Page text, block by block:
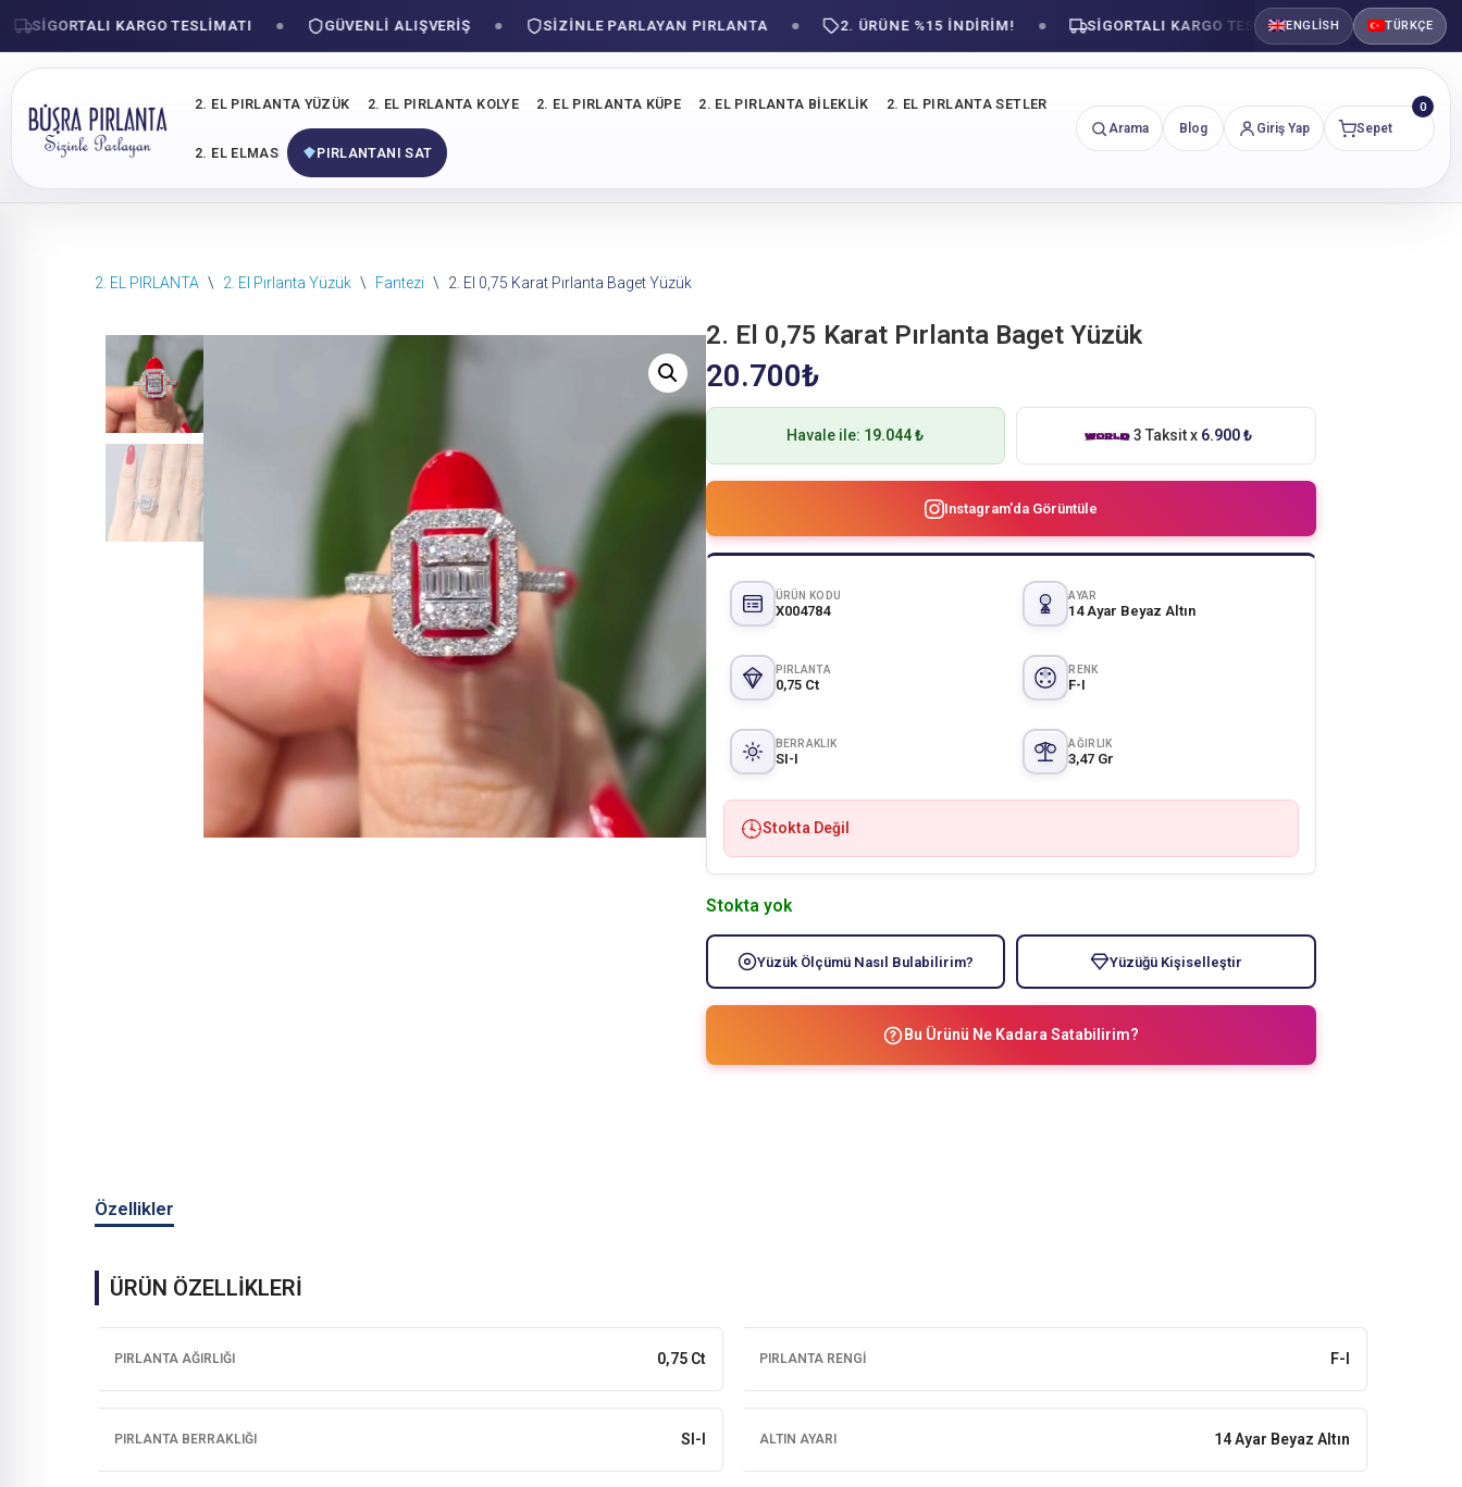
ENGLISH TÜRKÇE
KARGO TESLIMATI GÜVENLI ALIŞVERIŞ SIZINLE PARLAYAN PIRLANTA 2. ÜRÜNE %15 İNDİRİM! SIGORTALI KARGO TESLIMATI GÜVENLI
2. EL PIRLANTA YÜZÜK 2. EL PIRLANTA KOLYE 2. EL PIRLANTA KÜPE 2. EL PIRLANTA BILEKLIK 2. EL PIRLANTA SETLER
2. EL ELMAS PIRLANTANI SAT
Arama Blog Giriş Yap Sepet
0
2. EL PIRLANTA \ 2. El Pırlanta Yüzük \ Fantezi \ 2. El 0,75 Karat Pırlanta Baget Yüzük
2. El 0,75 Karat Pırlanta Baget Yüzük
20.700₺
Havale ile: 19.044 ₺ 3 Taksit x 6.900 ₺
Instagram'da Görüntüle
ÜRÜN KODU
X004784
AYAR
14 Ayar Beyaz Altın
PIRLANTA
0,75 Ct
RENK
F-I
BERRAKLIK
SI-I
AĞIRLIK
3,47 Gr
Stokta Değil
Stokta yok
Yüzük Ölçümü Nasıl Bulabilirim? Yüzüğü Kişiselleştir
Bu Ürünü Ne Kadara Satabilirim?
Özellikler
ÜRÜN ÖZELLİKLERİ
PIRLANTA AĞIRLIĞI 0,75 Ct PIRLANTA RENGI F-I
PIRLANTA BERRAKLIĞI SI-I ALTIN AYARI 14 Ayar Beyaz Altın